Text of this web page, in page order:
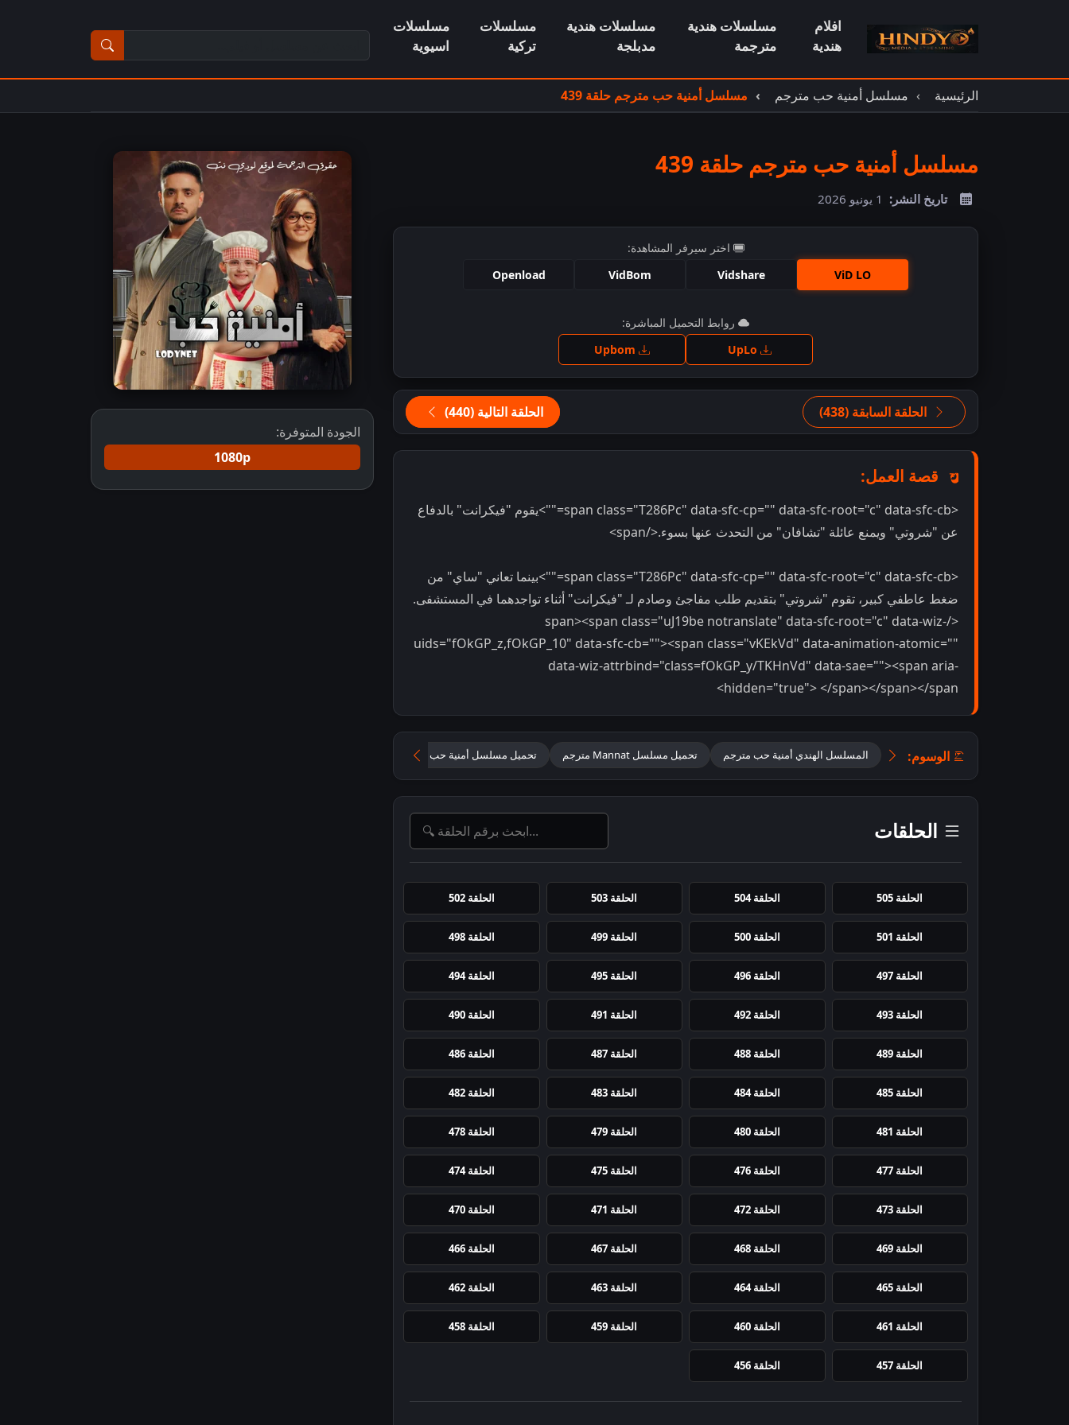
افلام
هندية
مسلسلات هندية
مترجمة
مسلسلات هندية
مدبلجة
مسلسلات
تركية
مسلسلات
اسيوية
الرئيسية مسلسل أمنية حب مترجم مسلسل أمنية حب مترجم حلقة 439
مسلسل أمنية حب مترجم حلقة 439
تاريخ النشر: 1 يونيو 2026
اختر سيرفر المشاهدة:
ViD LO
Vidshare
VidBom
Openload
اضغط للمشاهدة
روابط التحميل المباشرة:
الحلقة السابقة (438) الحلقة التالية (440)
قصة العمل:
<span class="T286Pc" data-sfc-cp="" data-sfc-root="c" data-sfc-cb="">يقوم "فيكرانت" بالدفاع
عن "شروتي" ويمنع عائلة "تشافان" من التحدث عنها بسوء.</span>
<span class="T286Pc" data-sfc-cp="" data-sfc-root="c" data-sfc-cb="">بينما تعاني "ساي" من
ضغط عاطفي كبير، تقوم "شروتي" بتقديم طلب مفاجئ وصادم لـ "فيكرانت" أثناء تواجدهما في المستشفى.
</span><span class="uJ19be notranslate" data-sfc-root="c" data-wiz-
uids="fOkGP_z,fOkGP_10" data-sfc-cb=""><span class="vKEkVd" data-animation-atomic=""
data-wiz-attrbind="class=fOkGP_y/TKHnVd" data-sae=""><span aria-
hidden="true"> </span></span></span>
الوسوم: المسلسل الهندي أمنية حب مترجم تحميل مسلسل Mannat مترجم تحميل مسلسل أمنية حب مترجم
الحلقات
الحلقة 505 الحلقة 504 الحلقة 503 الحلقة 502
الحلقة 501 الحلقة 500 الحلقة 499 الحلقة 498
الحلقة 497 الحلقة 496 الحلقة 495 الحلقة 494
الحلقة 493 الحلقة 492 الحلقة 491 الحلقة 490
الحلقة 489 الحلقة 488 الحلقة 487 الحلقة 486
الحلقة 485 الحلقة 484 الحلقة 483 الحلقة 482
الحلقة 481 الحلقة 480 الحلقة 479 الحلقة 478
الحلقة 477 الحلقة 476 الحلقة 475 الحلقة 474
الحلقة 473 الحلقة 472 الحلقة 471 الحلقة 470
الحلقة 469 الحلقة 468 الحلقة 467 الحلقة 466
الحلقة 465 الحلقة 464 الحلقة 463 الحلقة 462
الحلقة 461 الحلقة 460 الحلقة 459 الحلقة 458
الحلقة 457 الحلقة 456
الجودة المتوفرة:
1080p